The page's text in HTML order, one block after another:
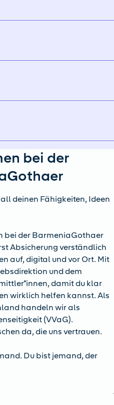
bei der
deinen Fähigkeiten, Ideen
bei der BarmeniaGothaer
Absicherung verständlich
auf, digital und vor Ort. Mit
und dem
damit du klar
wirklich helfen kannst. Als
handeln wir als
(VVaG).
da, die uns vertrauen.
Du bist jemand, der